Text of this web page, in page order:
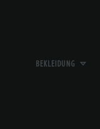
BEKLEIDUNG